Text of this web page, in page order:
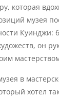
которая
музея
Куинджи:
он
в
хотел